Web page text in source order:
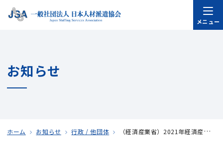
メニュー
お知らせ
ホーム お知らせ 行政 / 他団体 （経済産業省）2021年経済産業省企業活動基本調査について